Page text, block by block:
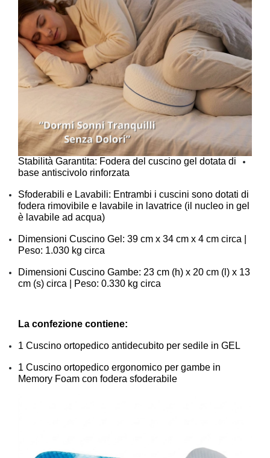
Stabilità Garantita: Fodera del cuscino gel dotata di
base antiscivolo rinforzata
Sfoderabili e Lavabili: Entrambi i cuscini sono dotati di
fodera rimovibile e lavabile in lavatrice (il nucleo in gel
è lavabile ad acqua)
Dimensioni Cuscino Gel: 39 cm x 34 cm x 4 cm circa |
Peso: 1.030 kg circa
Dimensioni Cuscino Gambe: 23 cm (h) x 20 cm (l) x 13
cm (s) circa | Peso: 0.330 kg circa
La confezione contiene:
1 Cuscino ortopedico antidecubito per sedile in GEL
1 Cuscino ortopedico ergonomico per gambe in
Memory Foam con fodera sfoderabile